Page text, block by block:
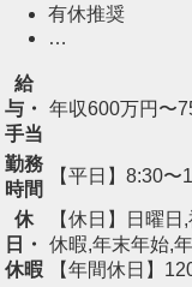
有休推奨
…
給
与・
手当
年収600万円〜
勤務
時間
【平日】8:30
休
日・
休暇
【休日】日曜
休暇,年末年始,
【年間休日】